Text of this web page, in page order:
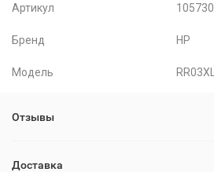
Артикул 105730
Бренд HP
Модель RR03XL
Отзывы
Доставка